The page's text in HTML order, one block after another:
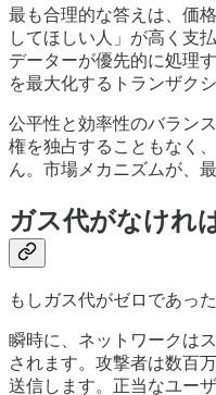
最も合理的な答えは、価
してほしい人」が高く支
データーが優先的に処理
を最大化するトランザク
公平性と効率性のバラン
権を独占することもなく
ん。市場メカニズムが、
ガス代がなけれ
もしガス代がゼロであっ
瞬時に、ネットワークは
されます。攻撃者は数百
送信します。正当なユー